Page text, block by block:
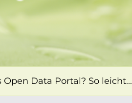
Data Portal? So leicht...